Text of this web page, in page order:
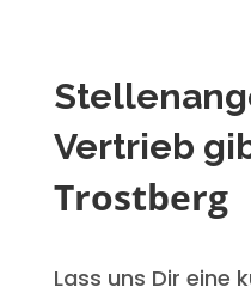
Vertrieb
Trostberg
Lass uns Dir eine